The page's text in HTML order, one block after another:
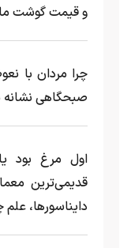
و قیمت گوشت
چرا مردان با
صبحگاهی
اول مرغ بود
قدیمی‌ترین
دایناسورها،